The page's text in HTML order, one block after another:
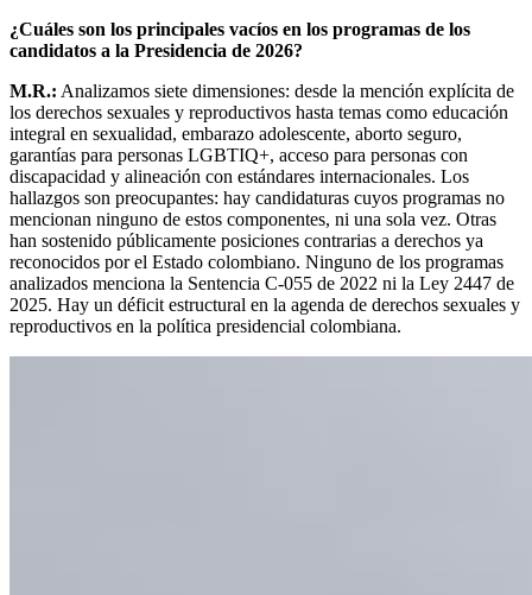
¿Cuáles son los principales vacíos en los programas de los
candidatos a la Presidencia de 2026?
M.R.: Analizamos siete dimensiones: desde la mención explícita de
los derechos sexuales y reproductivos hasta temas como educación
integral en sexualidad, embarazo adolescente, aborto seguro,
garantías para personas LGBTIQ+, acceso para personas con
discapacidad y alineación con estándares internacionales. Los
hallazgos son preocupantes: hay candidaturas cuyos programas no
mencionan ninguno de estos componentes, ni una sola vez. Otras
han sostenido públicamente posiciones contrarias a derechos ya
reconocidos por el Estado colombiano. Ninguno de los programas
analizados menciona la Sentencia C-055 de 2022 ni la Ley 2447 de
2025. Hay un déficit estructural en la agenda de derechos sexuales y
reproductivos en la política presidencial colombiana.